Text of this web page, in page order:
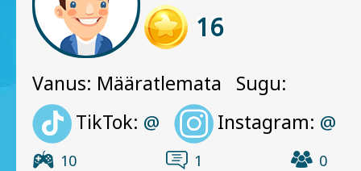
16
Vanus: Määratlemata Sugu:
TikTok: @ Instagram: @
10 1 0